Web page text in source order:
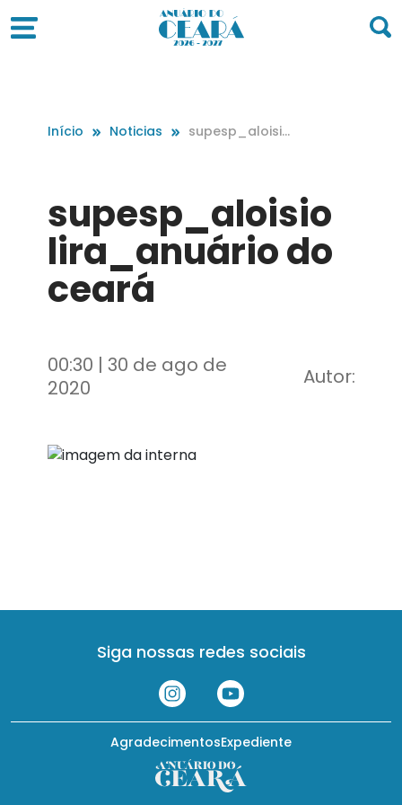
Início Noticias
supesp_aloisio
supesp_aloisio
lira_anuário do
ceará
00:30 | 30 de ago de
2020
Autor:
Siga nossas redes sociais
Expediente
Agradecimentos